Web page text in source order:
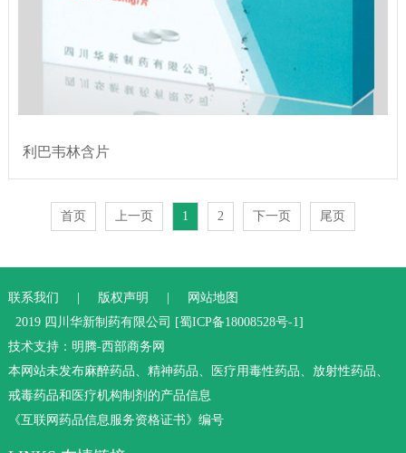
利巴韦林含片
首页 上一页 1 2 下一页 尾页
联系我们 版权声明
网站地图
2019 ​四川华新制药有限公司 [蜀ICP备18008528号-1]
技术支持： 明腾-西部商务网
本网站未发布麻醉药品、精神药品、医疗用毒性药品、放射性药品、
戒毒药品和医疗机构制剂的产品信息
《互联网药品信息服务资格证书》编号